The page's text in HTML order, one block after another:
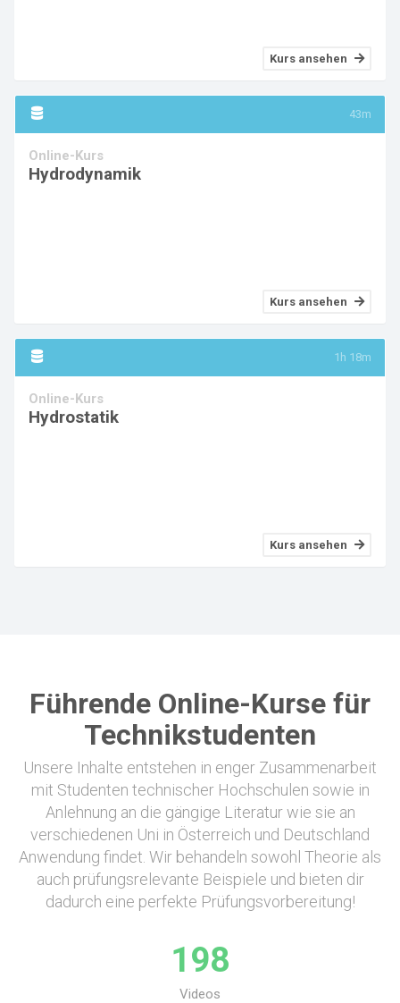
Kurs ansehen
43m
Online-Kurs
Hydrodynamik
Kurs ansehen
1h 18m
Online-Kurs
Hydrostatik
Kurs ansehen
Führende Online-Kurse für
Technikstudenten
Unsere Inhalte entstehen in enger Zusammenarbeit
mit Studenten technischer Hochschulen sowie in
Anlehnung an die gängige Literatur wie sie an
verschiedenen Uni in Österreich und Deutschland
Anwendung findet. Wir behandeln sowohl Theorie als
auch prüfungsrelevante Beispiele und bieten dir
dadurch eine perfekte Prüfungsvorbereitung!
198
Videos